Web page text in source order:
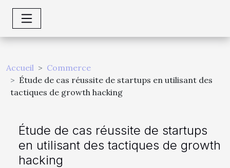
Accueil
Commerce
Étude de cas réussite de startups en utilisant des
tactiques de growth hacking
Étude de cas réussite de startups
en utilisant des tactiques de growth
hacking